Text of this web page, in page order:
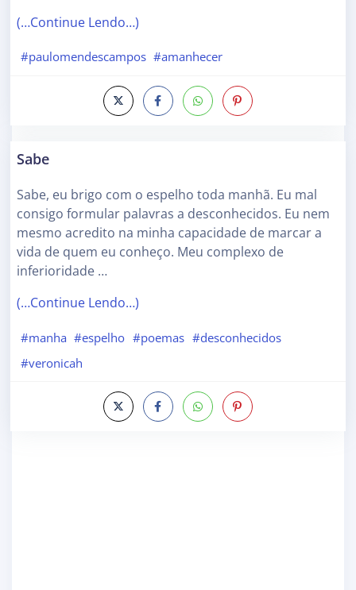
(…Continue Lendo…)
#paulomendescampos #amanhecer
Sabe
Sabe, eu brigo com o espelho toda manhã. Eu mal
consigo formular palavras a desconhecidos. Eu nem
mesmo acredito na minha capacidade de marcar a
vida de quem eu conheço. Meu complexo de
inferioridade …
(…Continue Lendo…)
#manha #espelho #poemas #desconhecidos
#veronicah